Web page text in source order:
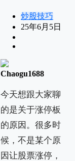
炒股技巧
25年6月5日
Chaogu1688
今天想跟大家聊
的是关于涨停板
的原因。很多时
候，不是某个原
因让股票涨停，